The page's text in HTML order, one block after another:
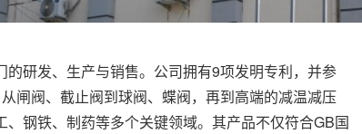
研发、生产与销售。公司拥有9项发明专利，并参
闸阀、截止阀到球阀、蝶阀，再到高端的减温减压
钢铁、制药等多个关键领域。其产品不仅符合GB国